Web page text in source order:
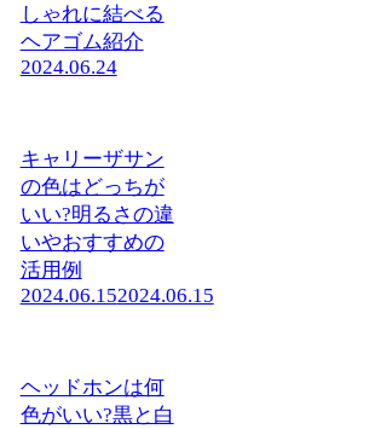
しゃれに結べる
ヘアゴム紹介
2024.06.24
キャリーザサン
の色はどっちが
いい?明るさの違
いやおすすめの
活用例
2024.06.152024.06.15
ヘッドホンは何
色がいい?黒と白